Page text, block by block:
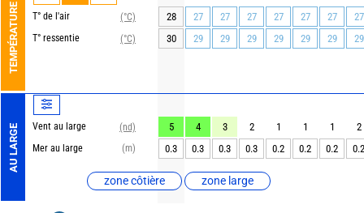
TEMPÉRATURE T° de l'air
(°C)
T° ressentie
(°C)
AU LARGE Vent au large
(nd)
Mer au large
(m)
zone côtière zone large
28 27 27 27 27 27 27
27
30
29 29 29 29 29 29 29
5 4 3 2 1 1 1
2
0.3
0.3 0.3 0.3 0.2 0.2 0.2 0.2